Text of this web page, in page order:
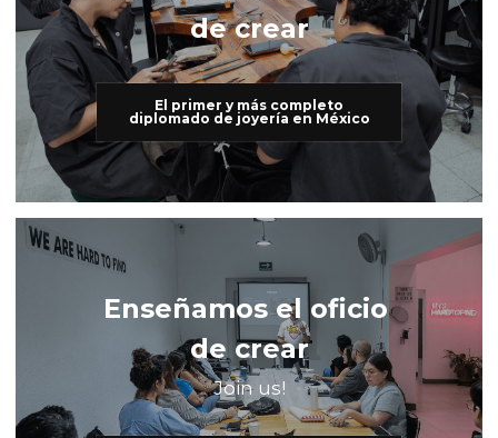
de crear
El primer y más completo
diplomado de joyería en México
Enseñamos el oficio
de crear
Join us!